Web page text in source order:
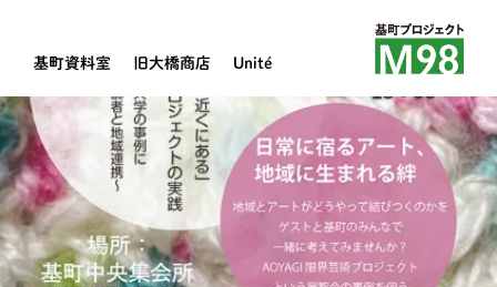
基町資料室 旧大橋商店 Unité